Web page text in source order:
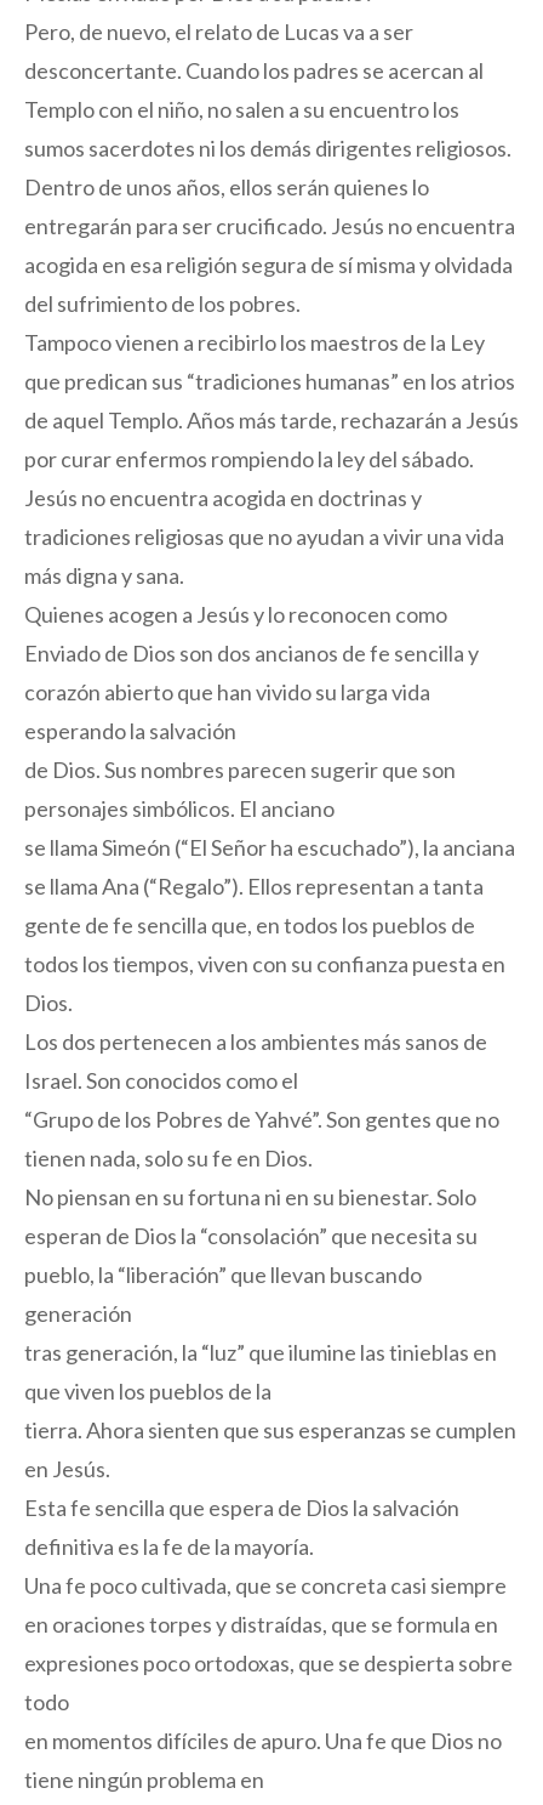
Pero, de nuevo, el relato de Lucas va a ser
desconcertante. Cuando los padres se acercan al
Templo con el niño, no salen a su encuentro los
sumos sacerdotes ni los demás dirigentes religiosos.
Dentro de unos años, ellos serán quienes lo
entregarán para ser crucificado. Jesús no encuentra
acogida en esa religión segura de sí misma y olvidada
del sufrimiento de los pobres.
Tampoco vienen a recibirlo los maestros de la Ley
que predican sus “tradiciones humanas” en los atrios
de aquel Templo. Años más tarde, rechazarán a Jesús
por curar enfermos rompiendo la ley del sábado.
Jesús no encuentra acogida en doctrinas y
tradiciones religiosas que no ayudan a vivir una vida
más digna y sana.
Quienes acogen a Jesús y lo reconocen como
Enviado de Dios son dos ancianos de fe sencilla y
corazón abierto que han vivido su larga vida
esperando la salvación
de Dios. Sus nombres parecen sugerir que son
personajes simbólicos. El anciano
se llama Simeón (“El Señor ha escuchado”), la anciana
se llama Ana (“Regalo”). Ellos representan a tanta
gente de fe sencilla que, en todos los pueblos de
todos los tiempos, viven con su confianza puesta en
Dios.
Los dos pertenecen a los ambientes más sanos de
Israel. Son conocidos como el
“Grupo de los Pobres de Yahvé”. Son gentes que no
tienen nada, solo su fe en Dios.
No piensan en su fortuna ni en su bienestar. Solo
esperan de Dios la “consolación” que necesita su
pueblo, la “liberación” que llevan buscando
generación
tras generación, la “luz” que ilumine las tinieblas en
que viven los pueblos de la
tierra. Ahora sienten que sus esperanzas se cumplen
en Jesús.
Esta fe sencilla que espera de Dios la salvación
definitiva es la fe de la mayoría.
Una fe poco cultivada, que se concreta casi siempre
en oraciones torpes y distraídas, que se formula en
expresiones poco ortodoxas, que se despierta sobre
todo
en momentos difíciles de apuro. Una fe que Dios no
tiene ningún problema en